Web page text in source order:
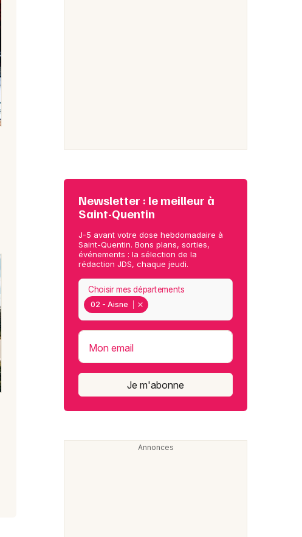
Newsletter : le meilleur à
Saint-Quentin
J-5 avant votre dose hebdomadaire à
Saint-Quentin. Bons plans, sorties,
événements : la sélection de la
rédaction JDS, chaque jeudi.
02 - Aisne
Choisir mes départements
Mon email
Je m'abonne